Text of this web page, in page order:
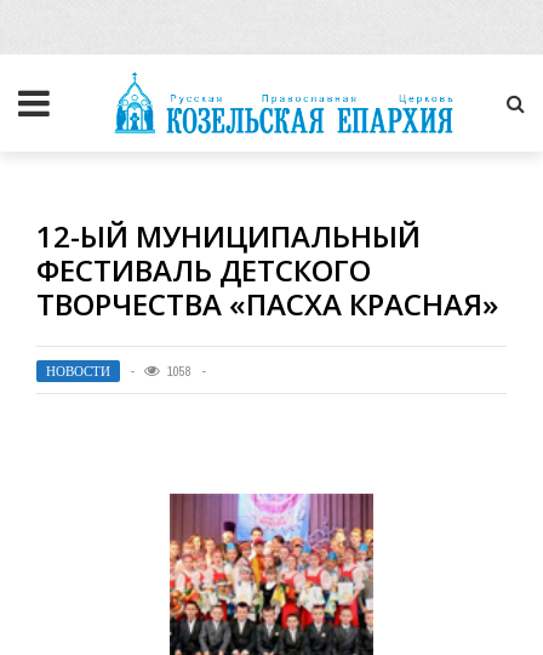
12-ЫЙ МУНИЦИПАЛЬНЫЙ
ФЕСТИВАЛЬ ДЕТСКОГО
ТВОРЧЕСТВА «ПАСХА КРАСНАЯ»
НОВОСТИ 1058